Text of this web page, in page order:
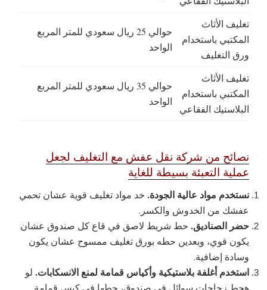
تغليف الأثاث
المكتبي باستخدام
ورق التغليف
حوالي 25 ريال سعودي للمتر المربع
الواحد
تغليف الأثاث
المكتبي باستخدام
البلاستيك الفقاعي
حوالي 35 ريال سعودي للمتر المربع
الواحد
نصائح من شركة نقل عفش مع التغليف لجعل
عملية التعبئة بسيطة للغاية
نستخدم مواد عالية الجودة. خد مواد تغليف قوية عشان تحمي
عفشك من الخدوش والكسر.
حضر الصناديق. حط شريط لاصق في قاع كل صندوق عشان
يكون قوي، وبعدين حطه بورق تغليف ممسوح عشان يكون
وسادة إضافية.
استخدم أغلفة بلاستيكية وأكياس قمامة لمنع الانسكابات. لو
هحط زجاجات سوائل في صندوق، حطها في كيس قمامة